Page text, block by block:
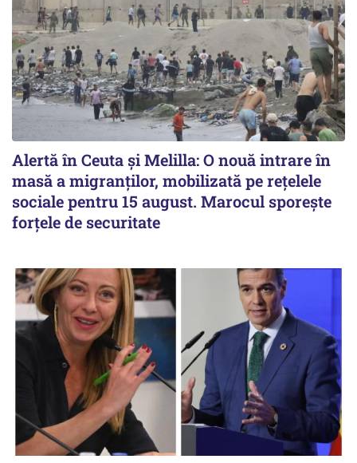
Alertă în Ceuta și Melilla: O nouă intrare în
masă a migranților, mobilizată pe rețelele
sociale pentru 15 august. Marocul sporește
forțele de securitate